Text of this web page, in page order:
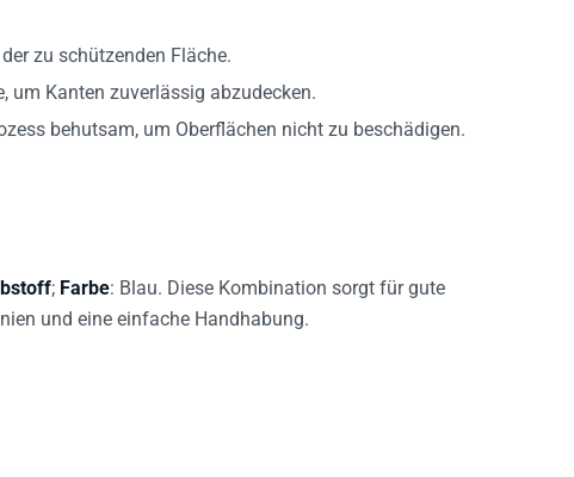
zu schützenden Fläche.
um Kanten zuverlässig abzudecken.
behutsam, um Oberflächen nicht zu beschädigen.
; Farbe: Blau. Diese Kombination sorgt für gute
und eine einfache Handhabung.